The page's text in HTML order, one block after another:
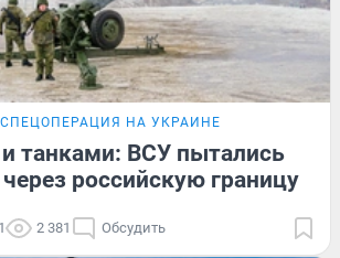
СПЕЦОПЕРАЦИЯ НА УКРАИНЕ
танками: ВСУ пытались
российскую границу
2 381 Обсудить